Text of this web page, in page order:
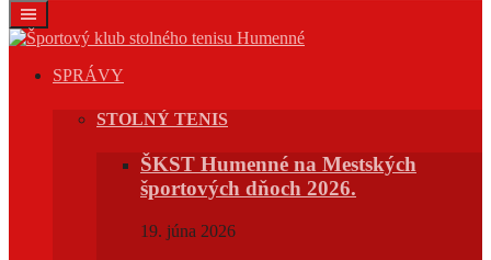
SPRÁVY
STOLNÝ TENIS
ŠKST Humenné na Mestských
športových dňoch 2026.
19. júna 2026